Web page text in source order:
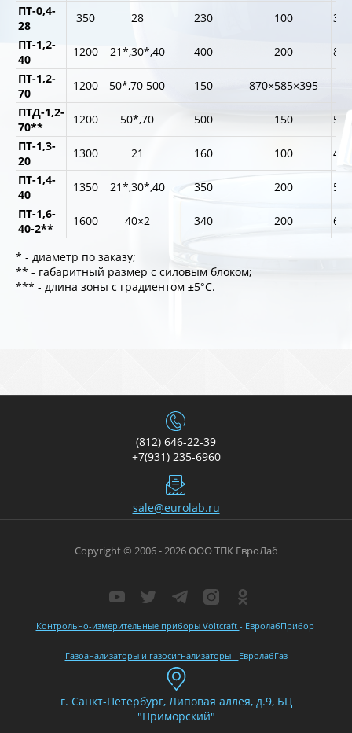
ПТ-0,4-
28
350 28 230 100
ПТ-1,2-
40
1200 21*,30*,40 400 200
ПТ-1,2-
70
1200 50*,70 500 150 870×585×395
ПТД-1,2-
70**
1200 50*,70 500 150
ПТ-1,3-
20
1300 21 160 100
ПТ-1,4-
40
1350 21*,30*,40 350 200
ПТ-1,6-
40-2**
1600 40×2 340 200
* - диаметр по заказу;
** - габаритный размер с силовым блоком;
*** - длина зоны с градиентом ±5°С.
(812) 646-22-39
+7(931) 235-6960
sale@eurolab.ru
Контрольно-измерительные приборы Voltcraft - ЕвролабПрибор
Газоанализаторы и газосигнализаторы - ЕвролабГаз
г. Санкт-Петербург, Липовая аллея, д.9, БЦ
"Приморский"
Copyright © 2006 - 2026 ООО ТПК ЕвроЛаб